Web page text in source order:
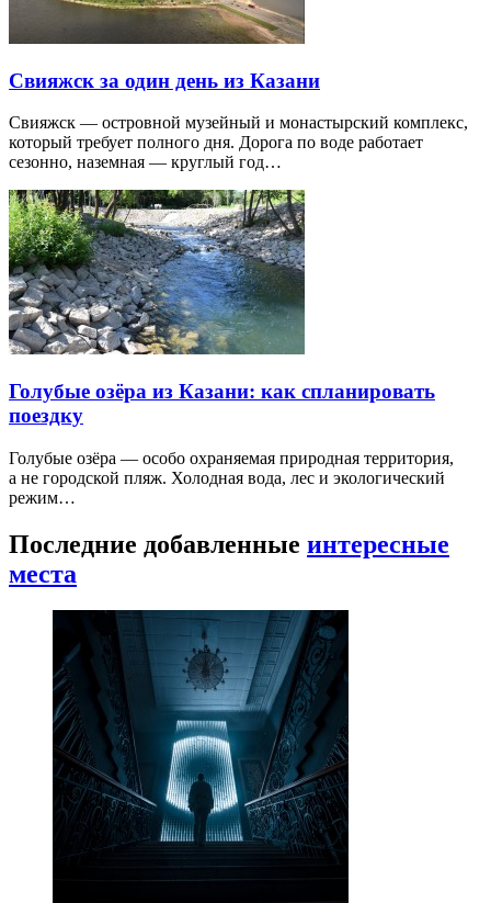
Свияжск за один день из Казани
Свияжск — островной музейный и монастырский комплекс,
который требует полного дня. Дорога по воде работает
сезонно, наземная — круглый год…
Голубые озёра из Казани: как спланировать
поездку
Голубые озёра — особо охраняемая природная территория,
а не городской пляж. Холодная вода, лес и экологический
режим…
Последние добавленные интересные
места